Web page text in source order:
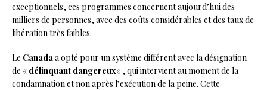
exceptionnels, ces programmes concernent aujourd’hui des
milliers de personnes, avec des coûts considérables et des taux de
libération très faibles.
Le Canada a opté pour un système différent avec la désignation
de « délinquant dangereux« , qui intervient au moment de la
condamnation et non après l’exécution de la peine. Cette